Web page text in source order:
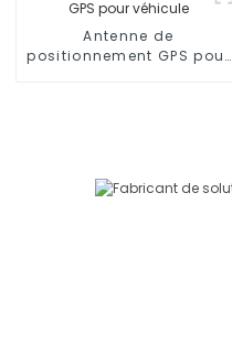
Antenne de
positionnement GPS pour